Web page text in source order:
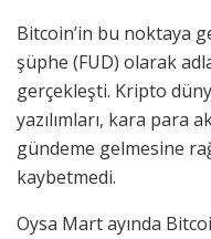
Bitcoin’in bu noktaya
şüphe (FUD) olarak
gerçekleşti. Kripto
yazılımları, kara para
gündeme gelmesine
kaybetmedi.
Oysa Mart ayında